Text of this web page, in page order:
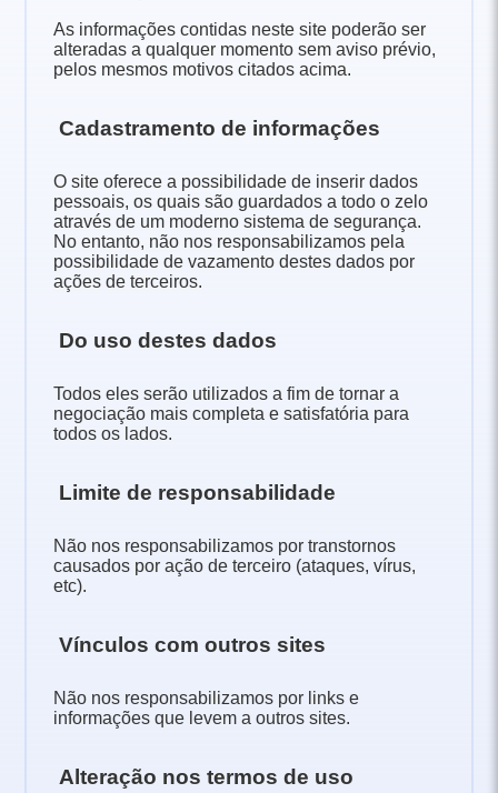
As informações contidas neste site poderão ser
alteradas a qualquer momento sem aviso prévio,
pelos mesmos motivos citados acima.
Cadastramento de informações
O site oferece a possibilidade de inserir dados
pessoais, os quais são guardados a todo o zelo
através de um moderno sistema de segurança.
No entanto, não nos responsabilizamos pela
possibilidade de vazamento destes dados por
ações de terceiros.
Do uso destes dados
Todos eles serão utilizados a fim de tornar a
negociação mais completa e satisfatória para
todos os lados.
Limite de responsabilidade
Não nos responsabilizamos por transtornos
causados por ação de terceiro (ataques, vírus,
etc).
Vínculos com outros sites
Não nos responsabilizamos por links e
informações que levem a outros sites.
Alteração nos termos de uso